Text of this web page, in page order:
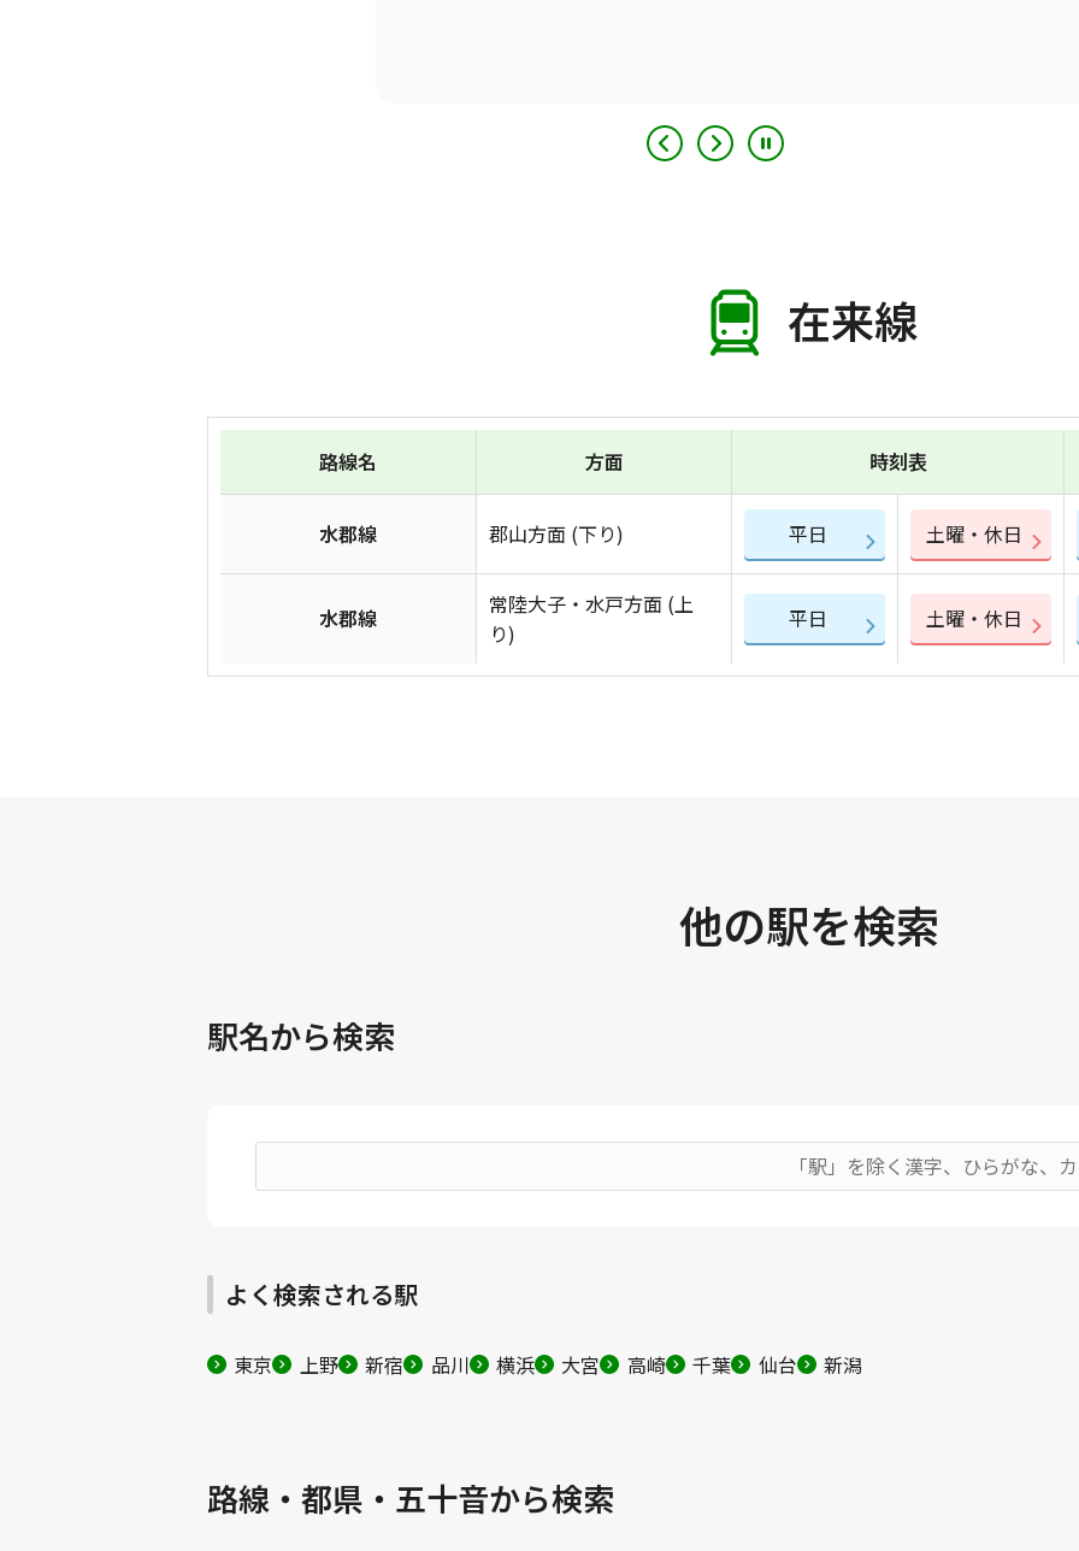
在来線
路線名 方面 時刻表
水郡線 郡山方面 (下り) 平日 土曜・休日
水郡線
常陸大子・水戸方面 (上
り)
平日 土曜・休日
他の駅を検索
駅名から検索
よく検索される駅
東京 上野 新宿 品川 横浜 大宮 高崎 千葉 仙台 新潟
路線・都県・五十音から検索